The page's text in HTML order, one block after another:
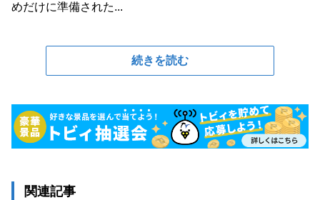
めだけに準備された...
続きを読む
関連記事